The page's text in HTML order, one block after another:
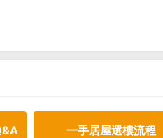
一手居屋選樓流程